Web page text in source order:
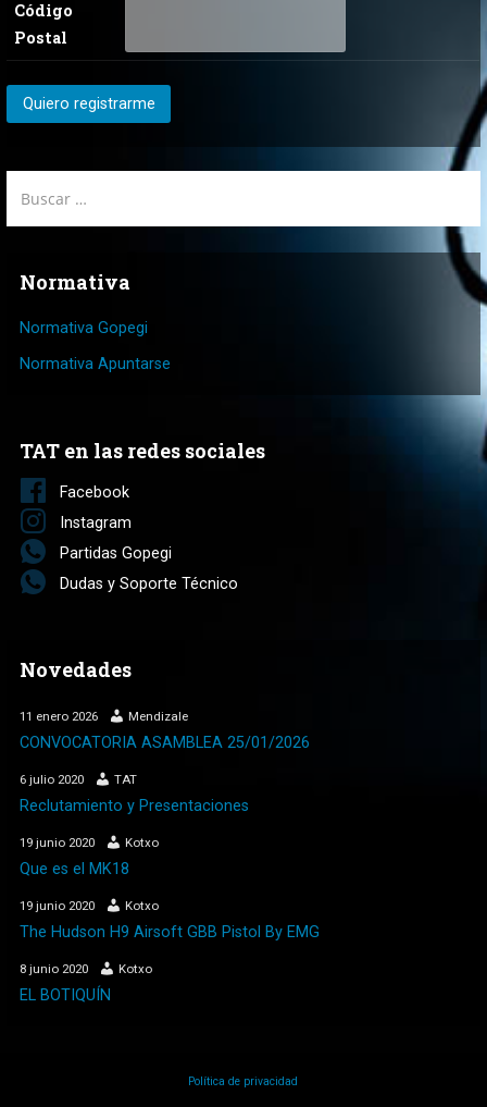
Código
Postal
Quiero registrarme
Normativa
Normativa Gopegi
Normativa Apuntarse
TAT en las redes sociales
Facebook
Instagram
Partidas Gopegi
Dudas y Soporte Técnico
Novedades
11 enero 2026 Mendizale
CONVOCATORIA ASAMBLEA 25/01/2026
6 julio 2020 TAT
Reclutamiento y Presentaciones
19 junio 2020 Kotxo
Que es el MK18
19 junio 2020 Kotxo
The Hudson H9 Airsoft GBB Pistol By EMG
8 junio 2020 Kotxo
EL BOTIQUÍN
Política de privacidad